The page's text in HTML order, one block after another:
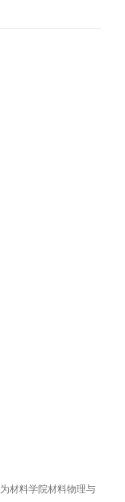
材料学院材料物理与